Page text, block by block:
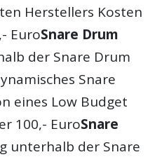
Herstellers Kosten
EuroSnare Drum
der Snare Drum
Snare
eines Low Budget
100,- EuroSnare
unterhalb der Snare